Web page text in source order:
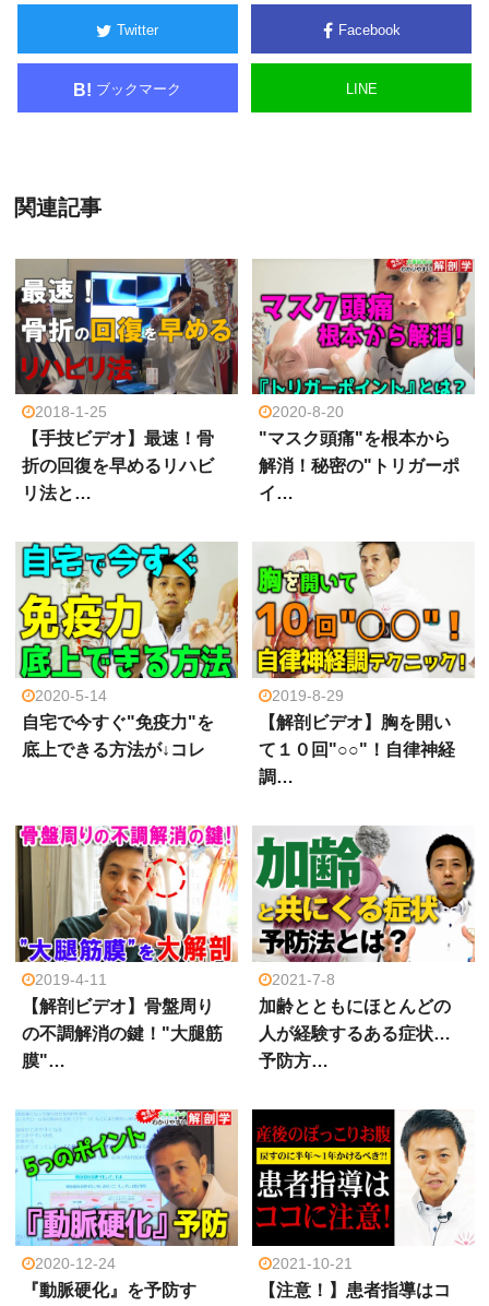
Twitter Facebook
B! ブックマーク LINE
関連記事
2018-1-25
【手技ビデオ】最速！骨
折の回復を早めるリハビ
リ法と…
2020-8-20
"マスク頭痛"を根本から
解消！秘密の"トリガーポ
イ…
2020-5-14
自宅で今すぐ"免疫力"を
底上できる方法が↓コレ
2019-8-29
【解剖ビデオ】胸を開い
て１０回"○○"！自律神経
調…
2019-4-11
【解剖ビデオ】骨盤周り
の不調解消の鍵！"大腿筋
膜"…
2021-7-8
加齢とともにほとんどの
人が経験するある症状…
予防方…
2020-12-24
『動脈硬化』を予防す
2021-10-21
【注意！】患者指導はコ